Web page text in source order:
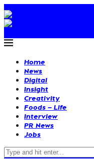
Home
News
Digital
Insight
Creativity
Foods – Life
Interview
PR News
Jobs